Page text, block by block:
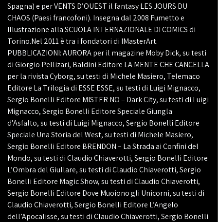
Spagna) e per VENTS D’OUEST il fantasy LES JOURS DU
CHAOS (Paesi francofoni). Insegna dal 2008 Fumetto e
Illustrazione alla SCUOLA INTERNAZIONALE DI COMICS di
Torino.Nel 2011 è tra i fondatori di IMasterArt.
PUBBLICAZIONI: AURORA per il magazine Moby Dick, su testi
di Giorgio Pellizari, Baldini Editore LA MENTE CHE CANCELLA
per la rivista Cyborg, su testi di Michele Masiero, Telemaco
Editore La Trilogia di ESSE ESSE, su testi di Luigi Mignacco,
Sergio Bonelli Editore MISTER NO – Dark City, su testi di Luigi
Mignacco, Sergio Bonelli Editore Speciale Giungla
d’Asfalto, su testi di Luigi Mignacco, Sergio Bonelli Editore
Speciale Una Storia del West, su testi di Michele Masiero,
Sergio Bonelli Editore BRENDON – La Strada ai Confini del
Mondo, su testi di Claudio Chiaverotti, Sergio Bonelli Editore
L’Ombra del Giullare, su testi di Claudio Chiaverotti, Sergio
Bonelli Editore Magic Show, su testi di Claudio Chiaverotti,
Sergio Bonelli Editore Dove Muoiono gli Unicorni, su testi di
Claudio Chiaverotti, Sergio Bonelli Editore L’Angelo
dell’Apocalisse, su testi di Claudio Chiaverotti, Sergio Bonelli